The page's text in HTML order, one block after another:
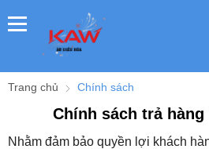
Trang chủ Chính sách
Chính sách trả hàng
Nhằm đảm bảo quyền lợi khách